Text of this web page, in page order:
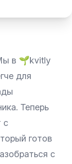
в 🌱kvitly
для
Теперь
с
готов
с